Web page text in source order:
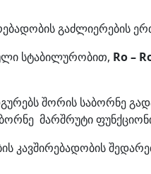
გაძლიერების
სტაბილურობით, Ro –
შორის საბორნე
მარშრუტი
კავშირებადობის